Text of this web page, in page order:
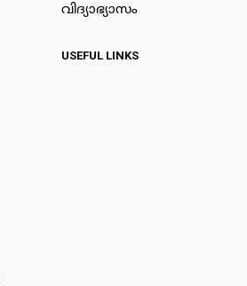
വിദ്യാഭ്യാസം
USEFUL LINKS